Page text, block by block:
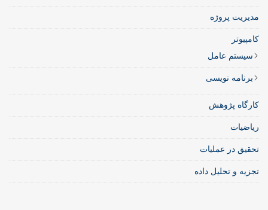
مدیریت پروژه
کامپیوتر
سیستم عامل
برنامه نویسی
کارگاه پژوهش
ریاضیات
تحقیق در عملیات
تجزیه و تحلیل داده